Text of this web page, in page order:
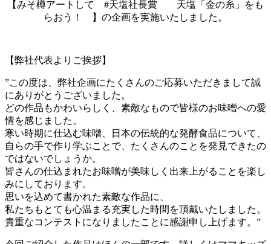
【みそ樽アートして #天塩社長賞 天塩「金の糸」をも
らおう！ 】の企画を実施いたしました。
【弊社代表よりご挨拶】
”この度は、弊社企画にたくさんのご応募いただきまして誠
にありがとうございました。
どの作品もかわいらしく、素敵なもので皆様のお味噌への愛
情を感じました。
寒い時期に仕込む味噌、日本の伝統的な発酵食品について、
自らの手で作り学ぶことで、たくさんのことを発見できたの
ではないでしょうか。
皆さんの仕込まれたお味噌が美味しく出来上がることを楽し
みにしております。
思いを込めて書かれた素敵な作品に、
私たちもとても心温まる充実した時間を頂戴いたしました。
貴重なコンテストになりましたことに感謝申し上げます。”